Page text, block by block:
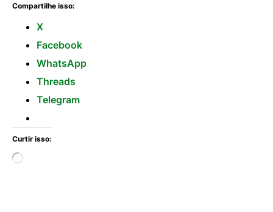
Compartilhe isso:
X
Facebook
WhatsApp
Threads
Telegram
Curtir isso: